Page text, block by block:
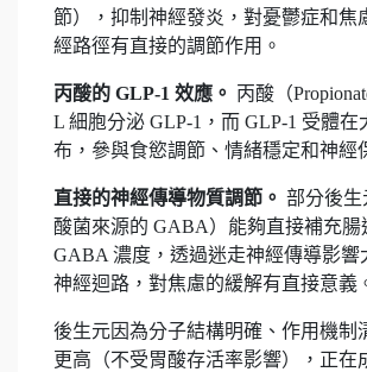
節），抑制神經發炎，對憂鬱症和焦
經路徑有直接的調節作用。
丙酸的 GLP-1 效應。 丙酸（
L 細胞分泌 GLP-1，而 GLP-1 受體在
布，參與食慾調節、情緒穩定和神經
直接的神經傳導物質調節。 部分後生
酸菌來源的 GABA）能夠直接補充腸
GABA 濃度，透過迷走神經傳導影響
神經迴路，對焦慮的緩解有直接意義
後生元因為分子結構明確、作用機制
更高（不受胃酸存活率影響），正在